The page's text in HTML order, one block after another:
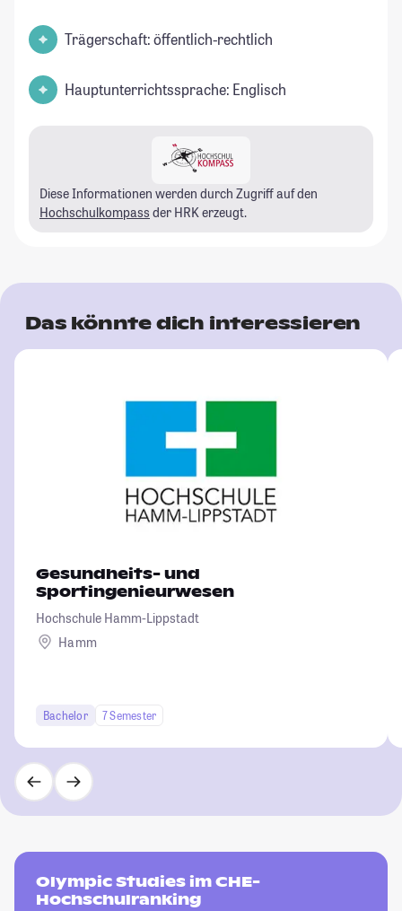
Trägerschaft: öffentlich-rechtlich
Hauptunterrichtssprache: Englisch
Diese Informationen werden durch Zugriff auf den
Hochschulkompass der HRK erzeugt.
Das könnte dich interessieren
Gesundheits- und
Sportingenieurwesen
Hochschule Hamm-Lippstadt
Hamm
Bachelor 7 Semester
Olympic Studies im CHE-
Hochschulranking